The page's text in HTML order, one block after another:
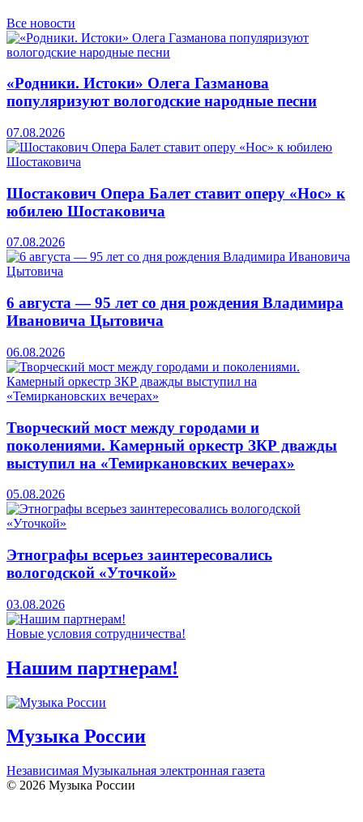
Все новости
«Родники. Истоки» Олега Газманова
популяризуют вологодские народные песни
07.08.2026
Шостакович Опера Балет ставит оперу «Нос» к
юбилею Шостаковича
07.08.2026
6 августа — 95 лет со дня рождения Владимира
Ивановича Цытовича
06.08.2026
Творческий мост между городами и
поколениями. Камерный оркестр ЗКР дважды
выступил на «Темиркановских вечерах»
05.08.2026
Этнографы всерьез заинтересовались
вологодской «Уточкой»
03.08.2026
Новые условия сотрудничества!
Нашим партнерам!
Музыка России
Независимая Музыкальная электронная газета
© 2026 Музыка России